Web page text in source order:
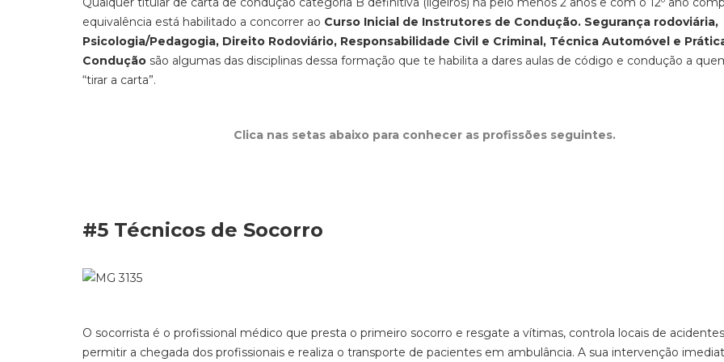
equivalência está habilitado a concorrer ao Curso Inicial de Instrutores de Condução. Segurança rodoviária,
Psicologia/Pedagogia, Direito Rodoviário, Responsabilidade Civil e Criminal, Técnica Automóvel e
Condução são algumas das disciplinas dessa formação que te habilita a dares aulas de código e condução a
“tirar a carta”.
Clica nas setas abaixo para conhecer as profissões seguintes.
#5 Técnicos de Socorro
O socorrista é o profissional médico que presta o primeiro socorro e resgate a vítimas, controla locais de
permitir a chegada dos profissionais e realiza o transporte de pacientes em ambulância. A sua intervenção